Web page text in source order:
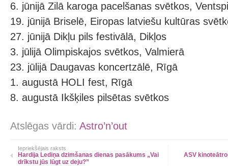
6. jūnijā Zilā karoga pacelšanas svētkos,
19. jūnijā Briselē, Eiropas latviešu kultūras
27. jūnijā Dikļu pils festivālā, Dikļos
3. jūlijā Olimpiskajos svētkos, Valmierā
23. jūlijā Daugavas koncertzālē, Rīgā
1. augustā HOLI fest, Rīgā
8. augustā Ikšķiles pilsētas svētkos
Atslēgas vārdi: Astro’n’out
Iepriekšējais raksts
Hardija Lediņa dzimšanas dienas pasākums „Vai
drīkstu jūs lūgt uz deju?”
ASV